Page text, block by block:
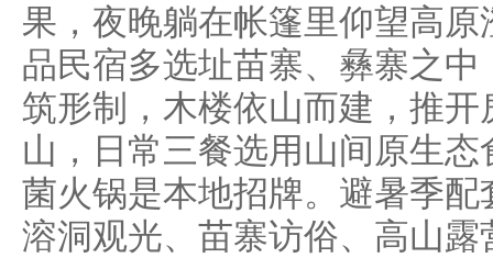
果，夜晚躺在帐篷里仰望高
品民宿多选址苗寨、彝寨之
筑形制，木楼依山而建，推
山，日常三餐选用山间原生
菌火锅是本地招牌。避暑季
溶洞观光、苗寨访俗、高山